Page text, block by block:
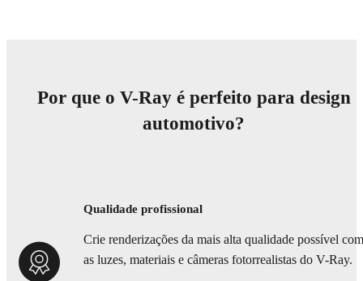
Por que o V-Ray é perfeito para design
automotivo?
Qualidade profissional
Crie renderizações da mais alta qualidade possível com
as luzes, materiais e câmeras fotorrealistas do V-Ray.